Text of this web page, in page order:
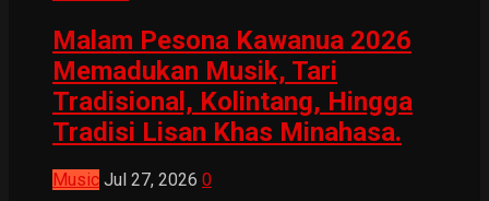
Malam Pesona Kawanua 2026
Memadukan Musik, Tari
Tradisional, Kolintang, Hingga
Tradisi Lisan Khas Minahasa.
Music Jul 27, 2026 0